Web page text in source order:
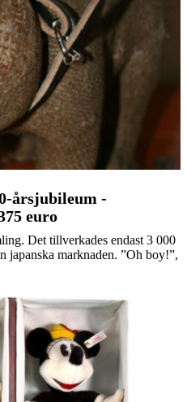
årsjubileum -
euro
Det tillverkades endast 3 000
japanska marknaden. ”Oh boy!”,